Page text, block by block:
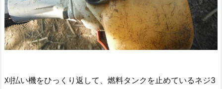
刈払い機をひっくり返して、燃料タンクを止めているネジ3